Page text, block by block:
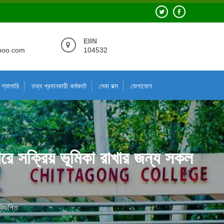
EIIN
104532
গ্যালারি তথ্য প্রদানকারী কর্মকর্তা সেবা বক্স যোগাযোগ
সক্রিয় ভূমিকা রাখার জন্য সকল